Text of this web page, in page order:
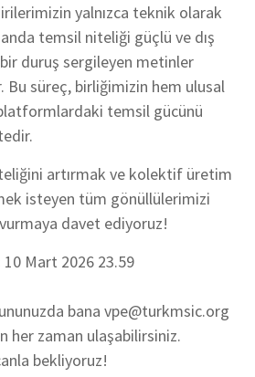
yalnızca teknik olarak
temsil niteliği güçlü ve dış
duruş sergileyen metinler
Bu süreç, birliğimizin hem ulusal
temsil gücünü
artırmak ve kolektif üretim
isteyen tüm gönüllülerimizi
davet ediyoruz!
10 Mart 2026 23.59
bana vpe@turkmsic.org
her zaman ulaşabilirsiniz.
bekliyoruz!